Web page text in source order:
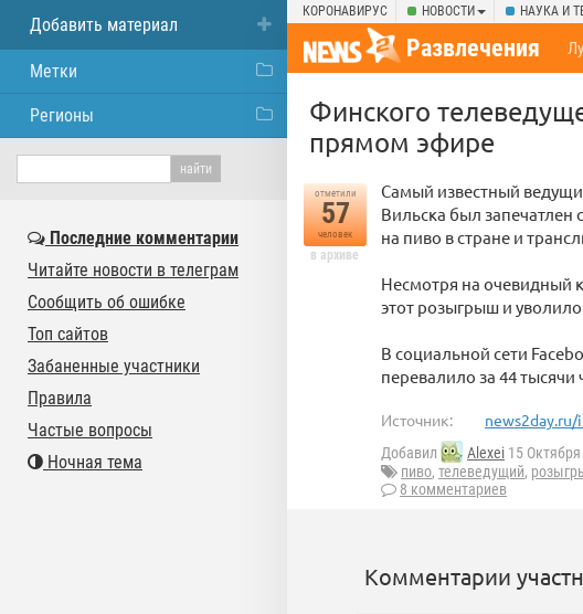
КОРОНАВИРУС НОВОСТИ НАУКА И
Развлечения
Финского
прямом эфире
отметили
57
человек
в архиве
Самый известный
Вильска был
на пиво в стране и
Несмотря на очевидный
этот розыгрыш и
В социальной сети
перевалило за 44 тысячи
Источник:
Добавил Alexei 15
пиво, телеведущий,
8 комментариев
Комментарии
Добавить материал
Метки
Регионы
Последние комментарии
Читайте новости в телеграм
Сообщить об ошибке
Топ сайтов
Забаненные участники
Правила
Частые вопросы
Ночная тема